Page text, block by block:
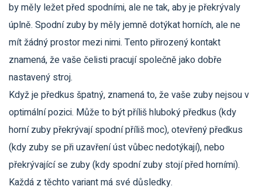
by měly ležet před spodními, ale ne tak, aby je překrývaly
úplně. Spodní zuby by měly jemně dotýkat horních, ale ne
mít žádný prostor mezi nimi. Tento přirozený kontakt
znamená, že vaše čelisti pracují společně jako dobře
nastavený stroj.
Když je předkus špatný, znamená to, že vaše zuby nejsou v
optimální pozici. Může to být příliš hluboký předkus (kdy
horní zuby překrývají spodní příliš moc), otevřený předkus
(kdy zuby se při uzavření úst vůbec nedotýkají), nebo
překrývající se zuby (kdy spodní zuby stojí před horními).
Každá z těchto variant má své důsledky.